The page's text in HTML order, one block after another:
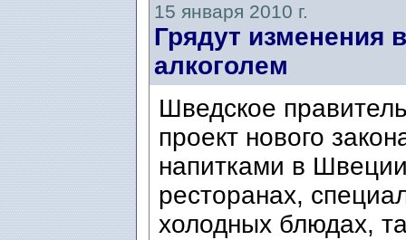
15 января 2010 г.
Грядут изменения
алкоголем
Шведское
проект нового
напитками в
ресторанах,
холодных блюдах,